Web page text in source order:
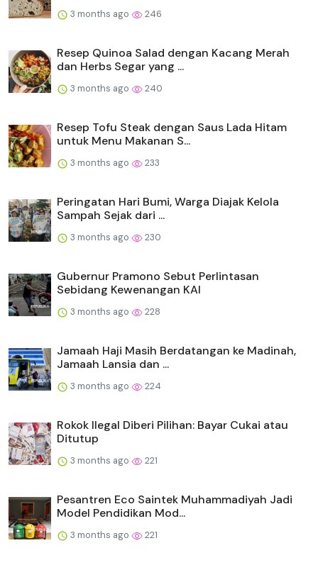
3 months ago 246
Resep Quinoa Salad dengan Kacang Merah
dan Herbs Segar yang ...
3 months ago 240
Resep Tofu Steak dengan Saus Lada Hitam
untuk Menu Makanan S...
3 months ago 233
Peringatan Hari Bumi, Warga Diajak Kelola
Sampah Sejak dari ...
3 months ago 230
Gubernur Pramono Sebut Perlintasan
Sebidang Kewenangan KAI
3 months ago 228
Jamaah Haji Masih Berdatangan ke Madinah,
Jamaah Lansia dan ...
3 months ago 224
Rokok Ilegal Diberi Pilihan: Bayar Cukai atau
Ditutup
3 months ago 221
Pesantren Eco Saintek Muhammadiyah Jadi
Model Pendidikan Mod...
3 months ago 221